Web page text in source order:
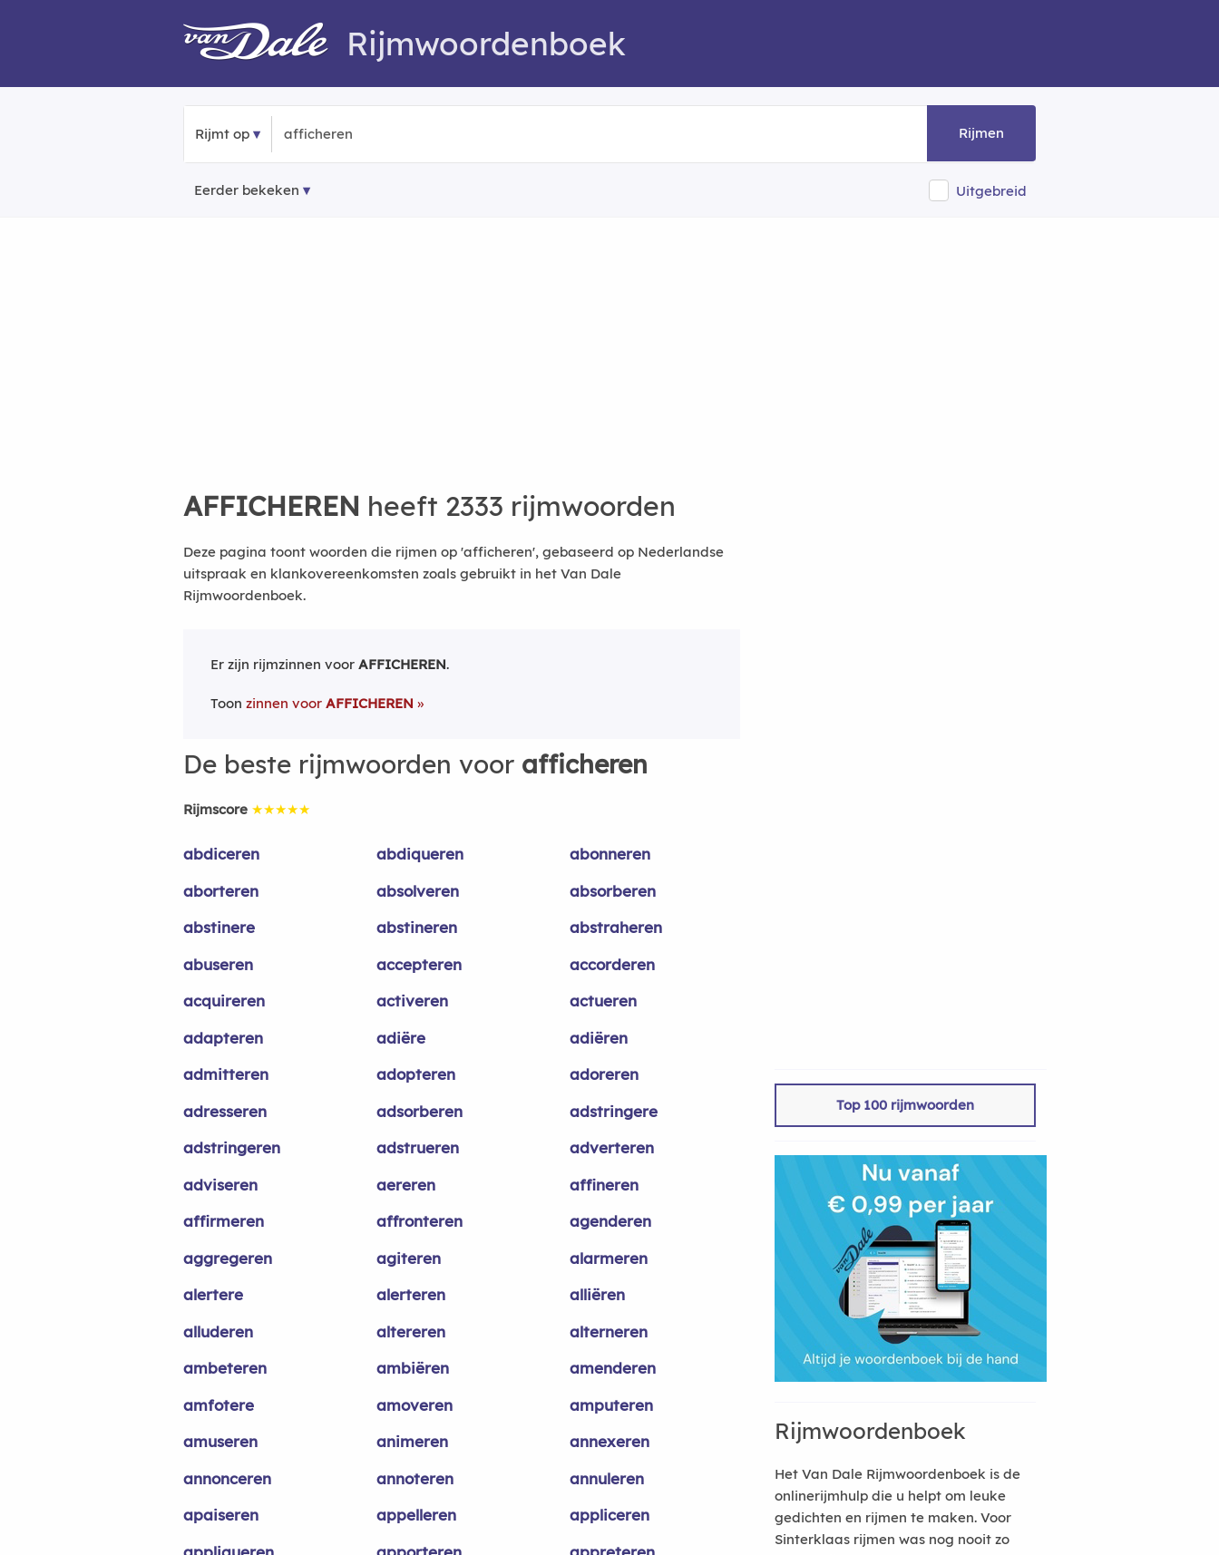
Rijmwoordenboek
Rijmt op Rijmen
Eerder bekeken Uitgebreid
AFFICHEREN heeft 2333 rijmwoorden
Deze pagina toont woorden die rijmen op 'afficheren', gebaseerd op Nederlandse
uitspraak en klankovereenkomsten zoals gebruikt in het Van Dale
Rijmwoordenboek.
Er zijn rijmzinnen voor AFFICHEREN.
Toon zinnen voor AFFICHEREN
De beste rijmwoorden voor afficheren
Rijmscore ★★★★★
abdiceren abdiqueren
abonneren
aborteren
absolveren
absorberen
abstinere
abstineren
abstraheren
abuseren
accepteren
accorderen
acquireren
activeren
actueren
adapteren
adiëre
adiëren
admitteren
adopteren
adoreren
adresseren
adsorberen
adstringere
adstringeren
adstrueren
adverteren
adviseren
aereren
affineren
affirmeren
affronteren
agenderen
aggregeren
agiteren
alarmeren
alertere
alerteren
alliëren
alluderen
altereren
alterneren
ambeteren
ambiëren
amenderen
amfotere
amoveren
amputeren
amuseren
animeren
annexeren
annonceren
annoteren
annuleren
apaiseren
appelleren
appliceren
Top 100 rijmwoorden
Rijmwoordenboek
Het Van Dale Rijmwoordenboek is de
onlinerijmhulp die u helpt om leuke
gedichten en rijmen te maken. Voor
Sinterklaas rijmen was nog nooit zo